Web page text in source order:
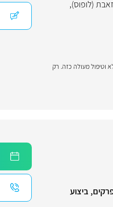
זאבת (לופוס),
וטיפול מעולה כזה. רק
ביצוע